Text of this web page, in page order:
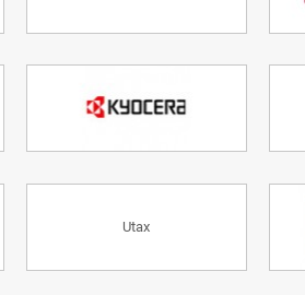
Utax